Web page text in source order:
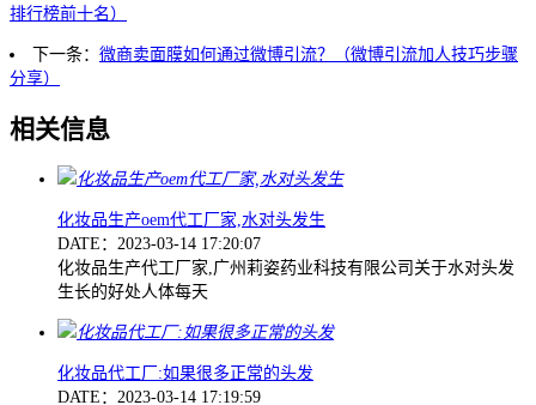
排行榜前十名）
下一条： 微商卖面膜如何通过微博引流？（微博引流加人技巧步骤
分享）
相关信息
化妆品生产oem代工厂家,水对头发生
DATE：2023-03-14 17:20:07
化妆品生产代工厂家,广州莉姿药业科技有限公司关于水对头发
生长的好处人体每天
化妆品代工厂:如果很多正常的头发
DATE：2023-03-14 17:19:59